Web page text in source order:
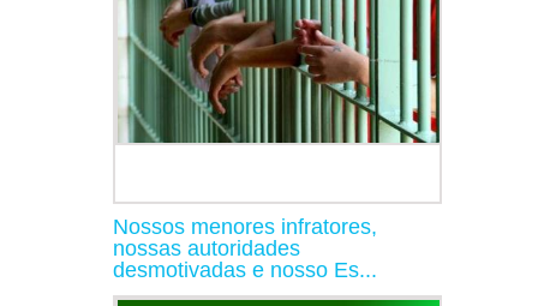
Nossos menores infratores,
nossas autoridades
desmotivadas e nosso Es...